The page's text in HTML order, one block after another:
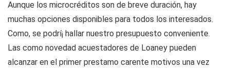
Aunque los microcréditos son de breve duración, hay
muchas opciones disponibles para todos los interesados.
Como, se podrí¡ hallar nuestro presupuesto conveniente.
Las como novedad acuestadores de Loaney pueden
alcanzar en el primer prestamo carente motivos una vez